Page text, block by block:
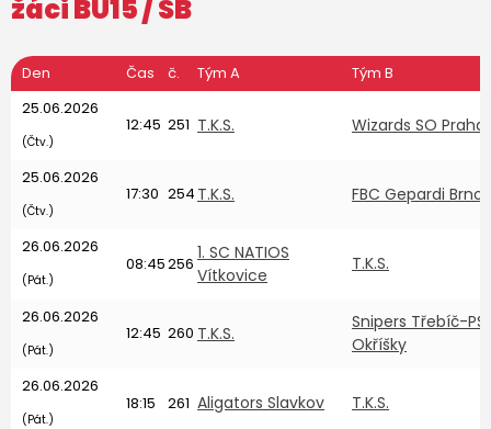
žáci BU15/ SB
Den Čas č. Tým A
Tým B
25.06.2026
(Čtv.)
12:45 251 T.K.S. Wizards SO Praha
25.06.2026
(Čtv.)
17:30 254 T.K.S. FBC Gepardi Brno
26.06.2026
(Pát.)
08:45256
1. SC NATIOS
Vítkovice
T.K.S.
26.06.2026
(Pát.)
12:45 260 T.K.S.
Snipers Třebíč-
Okříšky
26.06.2026
(Pát.)
18:15 261 Aligators Slavkov T.K.S.